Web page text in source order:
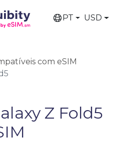
PT USD
com eSIM
Z Fold5